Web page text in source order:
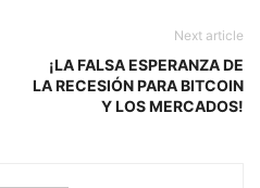
Next article
¡LA FALSA ESPERANZA DE
LA RECESIÓN PARA BITCOIN
Y LOS MERCADOS!